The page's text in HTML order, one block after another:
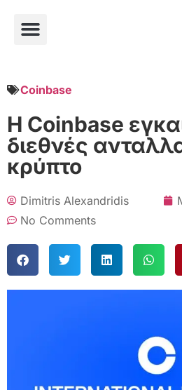
Coinbase
Η Coinbase
διεθνές
κρύπτο
Dimitris Alexandridis
No Comments